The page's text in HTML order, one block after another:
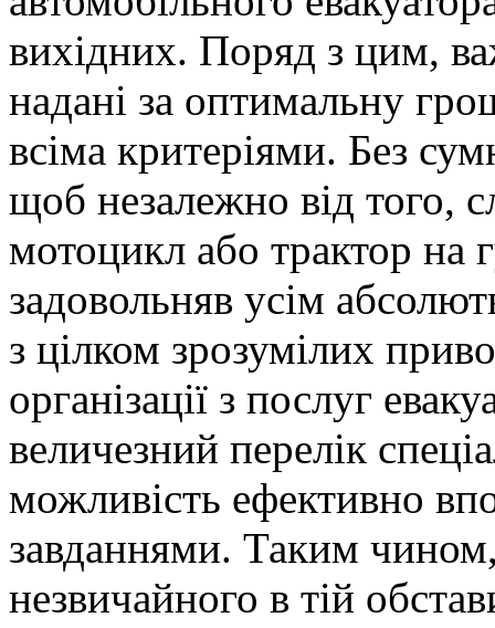
вихідних. Поряд з цим,
надані за оптимальну
всіма критеріями. Без
щоб незалежно від того,
мотоцикл або трактор на
задовольняв усім
з цілком зрозумілих
організації з послуг
величезний перелік
можливість ефективно
завданнями. Таким
незвичайного в тій